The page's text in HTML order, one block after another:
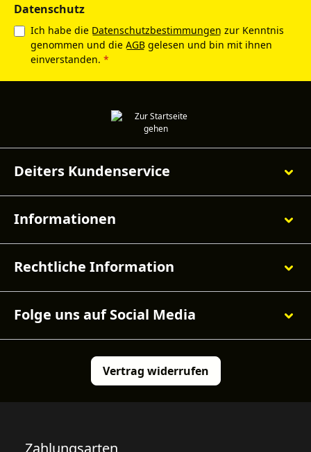
Datenschutz
Ich habe die Datenschutzbestimmungen zur Kenntnis
genommen und die AGB gelesen und bin mit ihnen
einverstanden. *
Deiters Kundenservice
Informationen
Rechtliche Information
Folge uns auf Social Media
Vertrag widerrufen
Zahlungsarten